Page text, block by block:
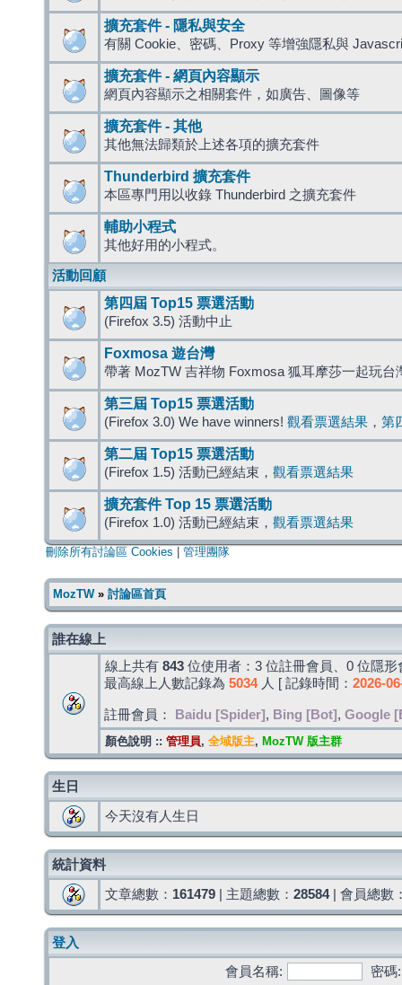
擴充套件 - 隱私與安全
有關 Cookie、密碼、Proxy 等增強隱私與
擴充套件 - 網頁內容顯示
網頁內容顯示之相關套件，如廣告、圖像等
擴充套件 - 其他
其他無法歸類於上述各項的擴充套件
Thunderbird 擴充套件
本區專門用以收錄 Thunderbird 之擴充套件
輔助小程式
其他好用的小程式。
活動回顧
第四屆 Top15 票選活動
(Firefox 3.5) 活動中止
Foxmosa 遊台灣
帶著 MozTW 吉祥物 Foxmosa 狐耳摩莎一起玩台
第三屆 Top15 票選活動
(Firefox 3.0) We have winners! 觀看票選結果 ， 第
第二屆 Top15 票選活動
(Firefox 1.5) 活動已經結束， 觀看票選結果
擴充套件 Top 15 票選活動
(Firefox 1.0) 活動已經結束， 觀看票選結果
刪除所有討論區 Cookies 管理團隊
MozTW» 討論區首頁
誰在線上
線上共有 843 位使用者：3 位註冊會員、0 位隱
最高線上人數記錄為 5034人 [ 記錄時間： 2026-
註冊會員： Baidu [Spider] , Bing [Bot] , Google
顏色說明 :: 管理員, 全域版主, MozTW 版主群
生日
今天沒有人生日
統計資料
文章總數： 161479 | 主題總數： 28584| 會員總數
登入
會員名稱:
密碼: